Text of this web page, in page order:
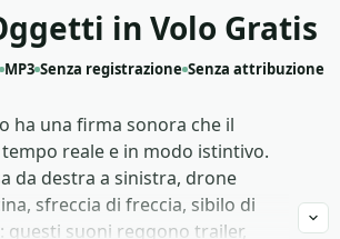
in Volo Gratis
MP3 Senza registrazione Senza attribuzione
ha una firma sonora che il
reale e in modo istintivo.
da destra a sinistra, drone
sfreccia di freccia, sibilo di
questi suoni reggono trailer,